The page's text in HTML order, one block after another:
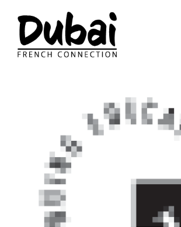
content